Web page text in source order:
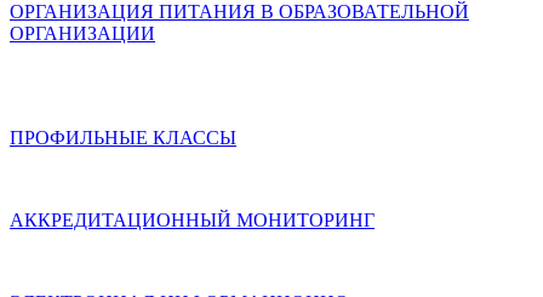
ОРГАНИЗАЦИЯ ПИТАНИЯ В ОБРАЗОВАТЕЛЬНОЙ
ОРГАНИЗАЦИИ
ПРОФИЛЬНЫЕ КЛАССЫ
АККРЕДИТАЦИОННЫЙ МОНИТОРИНГ